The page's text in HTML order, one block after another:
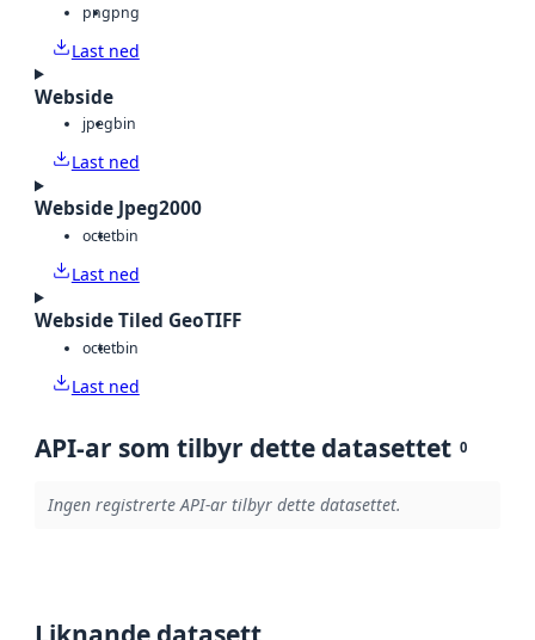
pngpng
Last ned
Webside
jpegbin
Last ned
Webside Jpeg2000
octetbin
Last ned
Webside Tiled GeoTIFF
octetbin
Last ned
API-ar som tilbyr dette datasettet 0
Ingen registrerte API-ar tilbyr dette datasettet.